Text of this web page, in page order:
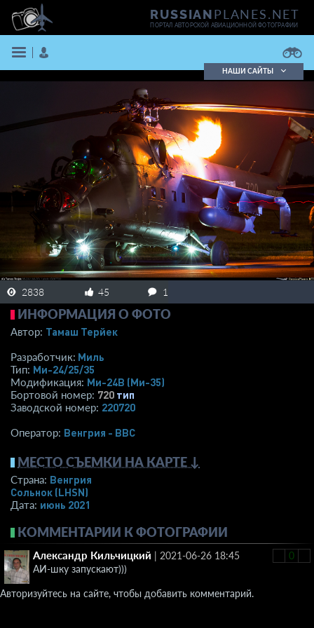
RUSSIANPLANES.NET
ПОРТАЛ АВТОРСКОЙ АВИАЦИОННОЙ ФОТОГРАФИИ
ВОЙТИ
ЗАРЕГИСТРИРОВАТЬСЯ
Поиск фотографий
Поиск в реестре
Кратко
Подробно
НАШИ САЙТЫ
2838 45 1
ИНФОРМАЦИЯ О ФОТО
Автор: Тамаш Терйек
Разработчик: Миль
Тип: Ми-24/25/35
Модификация: Ми-24В (Ми-35)
Бортовой номер: 720 тип
Заводской номер: 220720
Оператор: Венгрия - ВВС
МЕСТО СЪЕМКИ НА КАРТЕ ↓
Страна: Венгрия
Сольнок (LHSN)
Дата: июнь 2021
КОММЕНТАРИИ К ФОТОГРАФИИ
0
Александр Кильчицкий | 2021-06-26 18:45
АИ-шку запускают)))
Авторизуйтесь на сайте, чтобы добавить комментарий.